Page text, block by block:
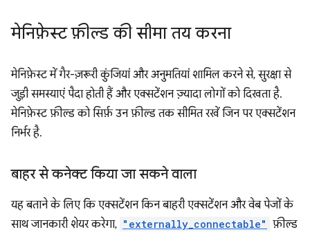
मेनिफ़ेस्ट फ़ील्ड की सीमा तय करना
मेनिफ़ेस्ट में गैर-ज़रूरी कुंजियां और अनुमतियां शामिल करने से, सुरक्षा से
जुड़ी समस्याएं पैदा होती हैं और एक्सटेंशन ज़्यादा लोगों को दिखता है.
मेनिफ़ेस्ट फ़ील्ड को सिर्फ़ उन फ़ील्ड तक सीमित रखें जिन पर एक्सटेंशन
निर्भर है.
बाहर से कनेक्ट किया जा सकने वाला
यह बताने के लिए कि एक्सटेंशन किन बाहरी एक्सटेंशन और वेब पेजों के
साथ जानकारी शेयर करेगा, "externally_connectable" फ़ील्ड